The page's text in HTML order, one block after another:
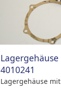
4010241
Lagergehäuse